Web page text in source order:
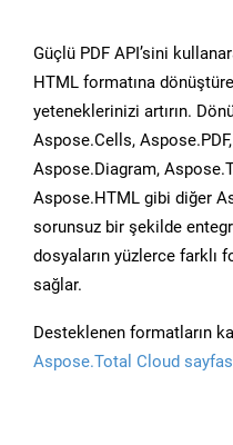
Güçlü PDF API’sini
HTML formatına
yeteneklerinizi artırın.
Aspose.Cells,
Aspose.Diagram,
Aspose.HTML gibi diğer
sorunsuz bir şekilde
dosyaların yüzlerce farklı
sağlar.
Desteklenen formatların
Aspose.Total Cloud